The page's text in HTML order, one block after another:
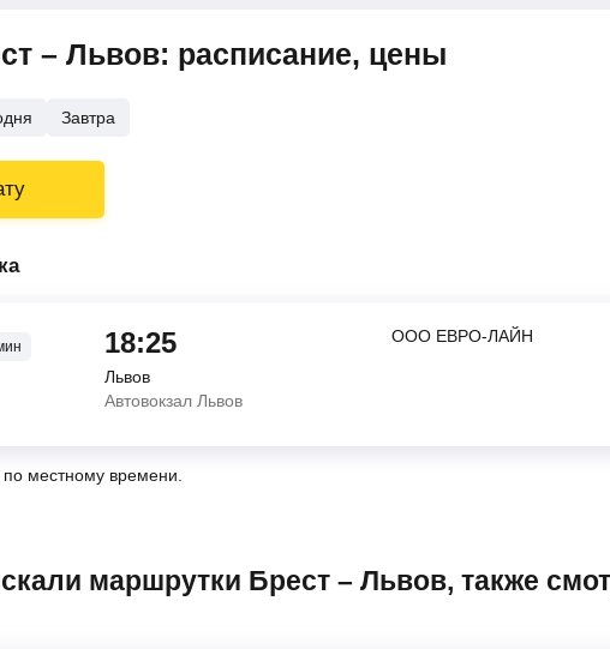
– Львов: расписание, цены
Завтра
18:25
Львов
Автовокзал Львов
ООО ЕВРО-ЛАЙН
местному времени.